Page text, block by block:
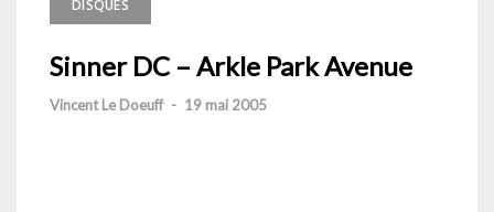
DISQUES
Sinner DC – Arkle Park Avenue
Vincent Le Doeuff - 19 mai 2005